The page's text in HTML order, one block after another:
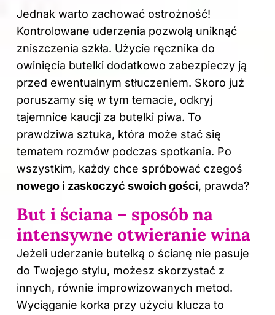
Jednak warto zachować ostrożność!
Kontrolowane uderzenia pozwolą uniknąć
zniszczenia szkła. Użycie ręcznika do
owinięcia butelki dodatkowo zabezpieczy ją
przed ewentualnym stłuczeniem. Skoro już
poruszamy się w tym temacie, odkryj
tajemnice kaucji za butelki piwa. To
prawdziwa sztuka, która może stać się
tematem rozmów podczas spotkania. Po
wszystkim, każdy chce spróbować czegoś
nowego i zaskoczyć swoich gości, prawda?
But i ściana – sposób na
intensywne otwieranie wina
Jeżeli uderzanie butelką o ścianę nie pasuje
do Twojego stylu, możesz skorzystać z
innych, równie improwizowanych metod.
Wyciąganie korka przy użyciu klucza to